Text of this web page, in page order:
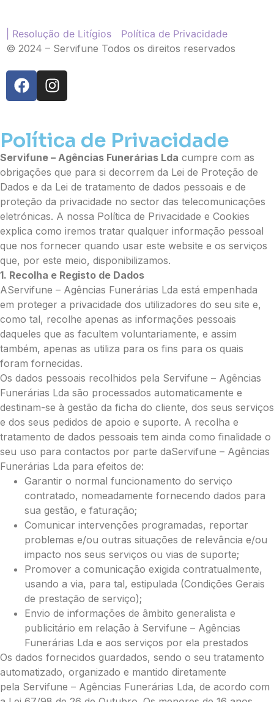
| Resolução de Litígios
Política de Privacidade
© 2024 – Servifune Todos os direitos reservados
Pague já com PayPal
Envie Flores
Hélio da Cunha Melo
Neste Formulário, você paga de imediato
com Paypal
Política de Privacidade
Servifune – Agências Funerárias Lda cumpre com as
obrigações que para si decorrem da Lei de Proteção de
Dados e da Lei de tratamento de dados pessoais e de
proteção da privacidade no sector das telecomunicações
eletrónicas. A nossa Política de Privacidade e Cookies
explica como iremos tratar qualquer informação pessoal
que nos fornecer quando usar este website e os serviços
que, por este meio, disponibilizamos.
1. Recolha e Registo de Dados
AServifune – Agências Funerárias Lda está empenhada
em proteger a privacidade dos utilizadores do seu site e,
como tal, recolhe apenas as informações pessoais
daqueles que as facultem voluntariamente, e assim
também, apenas as utiliza para os fins para os quais
foram fornecidas.
Os dados pessoais recolhidos pela Servifune – Agências
Funerárias Lda são processados automaticamente e
destinam-se à gestão da ficha do cliente, dos seus serviços
e dos seus pedidos de apoio e suporte. A recolha e
tratamento de dados pessoais tem ainda como finalidade o
seu uso para contactos por parte daServifune – Agências
Funerárias Lda para efeitos de:
Garantir o normal funcionamento do serviço
contratado, nomeadamente fornecendo dados para
sua gestão, e faturação;
Comunicar intervenções programadas, reportar
problemas e/ou outras situações de relevância e/ou
impacto nos seus serviços ou vias de suporte;
Promover a comunicação exigida contratualmente,
usando a via, para tal, estipulada (Condições Gerais
de prestação de serviço);
Envio de informações de âmbito generalista e
publicitário em relação à Servifune – Agências
Funerárias Lda e aos serviços por ela prestados
Os dados fornecidos guardados, sendo o seu tratamento
automatizado, organizado e mantido diretamente
pela Servifune – Agências Funerárias Lda, de acordo com